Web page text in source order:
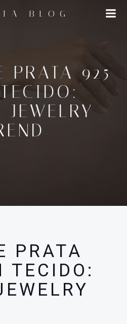
paraBLOG
PRATA 925
JEWELRY
PRATA
TECIDO: